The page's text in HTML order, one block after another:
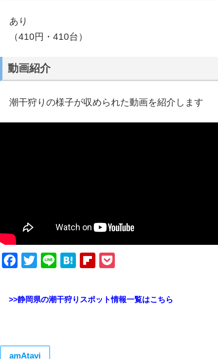
あり
（410円・410台）
動画紹介
潮干狩りの様子が収められた動画を紹介します
Facebook
Twitter
LineHatenaFlipboard
>>静岡県の潮干狩りスポット情報一覧はこちら
amAtavi